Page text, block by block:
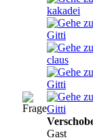
kakadei
Gitti
claus
Gitti
Gitti
Gast